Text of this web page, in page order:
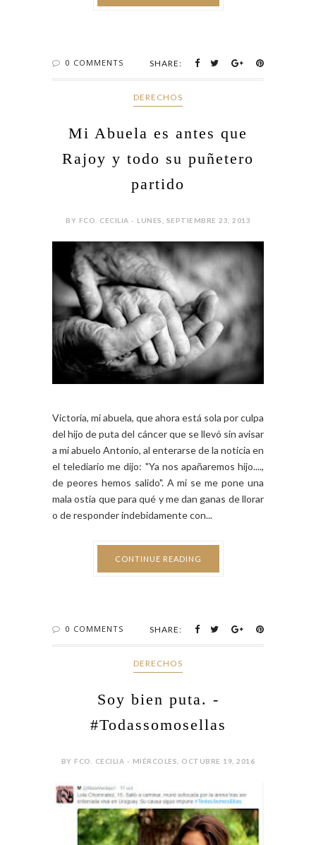
0 COMMENTS SHARE:
DERECHOS
Mi Abuela es antes que
Rajoy y todo su puñetero
partido
BY FCO. CECILIA - LUNES, SEPTIEMBRE 23, 2013
Victoria, mi abuela, que ahora está sola por culpa
del hijo de puta del cáncer que se llevó sin avisar
a mi abuelo Antonio, al enterarse de la noticia en
el telediario me dijo: "Ya nos apañaremos hijo....,
de peores hemos salido". A mi se me pone una
mala ostia que para qué y me dan ganas de llorar
o de responder indebidamente con...
CONTINUE READING
0 COMMENTS SHARE:
DERECHOS
Soy bien puta. -
#Todassomosellas
BY FCO. CECILIA - MIÉRCOLES, OCTUBRE 19, 2016